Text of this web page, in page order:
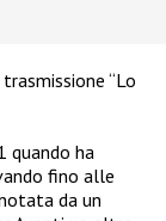
“Lo
quando ha
fino alle
da un